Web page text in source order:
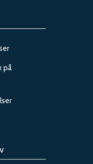
på